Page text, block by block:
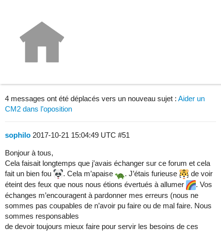
Nos pistes pour l'élémentaire !
4 messages ont été déplacés vers un nouveau sujet : Aider un
CM2 dans l’oposition
sophilo 2017-10-21 15:04:49 UTC #51
Bonjour à tous,
Cela faisait longtemps que j’avais échanger sur ce forum et cela
fait un bien fou
. Cela m’apaise . J’étais furieuse
de voir
éteint des feux que nous nous étions évertués à allumer
. Vos
échanges m’encouragent à pardonner mes erreurs (nous ne
sommes pas coupables de n’avoir pu faire ou de mal faire. Nous
sommes responsables
de devoir toujours mieux faire pour servir les besoins de ces